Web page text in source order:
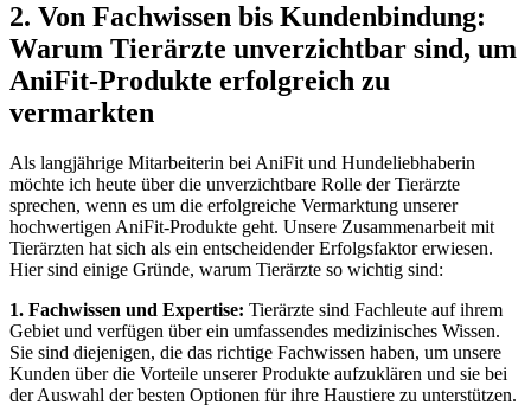
2. Von Fachwissen bis Kundenbindung:
Warum Tierärzte unverzichtbar sind, um
AniFit-Produkte erfolgreich zu
vermarkten
Als langjährige Mitarbeiterin bei AniFit und Hundeliebhaberin ​
möchte ich heute über die unverzichtbare Rolle der ⁤Tierärzte
sprechen, wenn es um die⁢ erfolgreiche Vermarktung unserer
hochwertigen AniFit-Produkte geht. Unsere Zusammenarbeit mit
Tierärzten hat ​sich‍ als ein entscheidender Erfolgsfaktor erwiesen.
Hier sind einige ‍Gründe, warum ⁢Tierärzte so wichtig sind:
1. Fachwissen‌ und Expertise: Tierärzte sind Fachleute auf ihrem
Gebiet⁣ und verfügen über ⁣ein umfassendes medizinisches‍ Wissen.
Sie sind ‍diejenigen, die das ⁤richtige Fachwissen haben, ‌um unsere
Kunden über die Vorteile unserer Produkte aufzuklären und sie bei
der Auswahl der besten⁣ Optionen für ihre Haustiere zu unterstützen.